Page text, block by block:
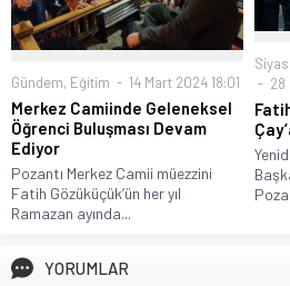
Gündem, Eğitim 14 Mart 2024 18:01
Merkez Camiinde Geleneksel
Öğrenci Buluşması Devam
Ediyor
Pozantı Merkez Camii müezzini
Fatih Gözüküçük’ün her yıl
Ramazan ayında...
28
YORUMLAR